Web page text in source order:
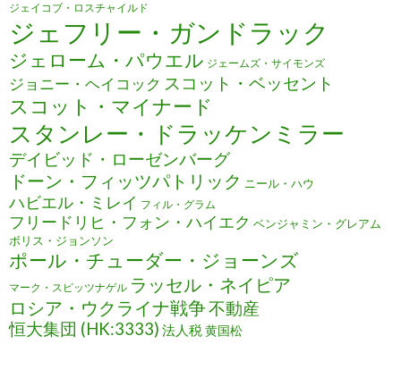
ジェイコブ・ロスチャイルド
ジェフリー・ガンドラック
ジェローム・パウエル ジェームズ・サイモンズ
ジョニー・ヘイコック スコット・ベッセント
スコット・マイナード
スタンレー・ドラッケンミラー
デイビッド・ローゼンバーグ
ドーン・フィッツパトリック ニール・ハウ
ハビエル・ミレイ フィル・グラム
フリードリヒ・フォン・ハイエク ベンジャミン・グレアム
ボリス・ジョンソン
ポール・チューダー・ジョーンズ
マーク・スピッツナゲル ラッセル・ネイピア
ロシア・ウクライナ戦争不動産
恒大集団 (HK:3333) 法人税黄国松